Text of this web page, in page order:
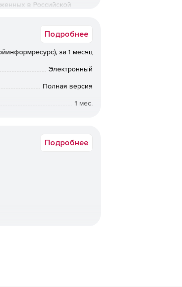
в Российской
Подробнее
за 1 месяц
Электронный
Полная версия
1 мес.
Подробнее